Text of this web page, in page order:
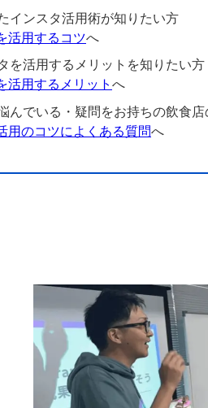
インスタ活用術が知りたい方
活用するコツへ
を活用するメリットを知りたい方
活用するメリット へ
んでいる・疑問をお持ちの飲食店
用のコツによくある質問へ